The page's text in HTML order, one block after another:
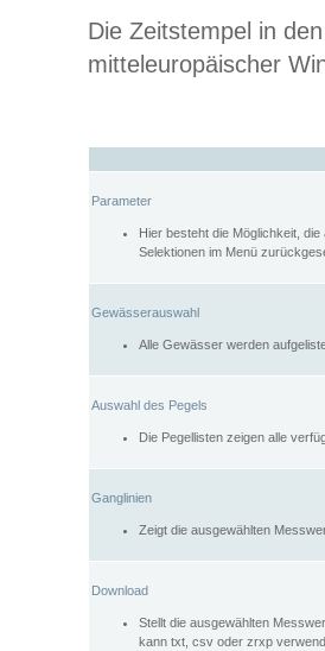
Die Zeitstempel in
mitteleuropäischer
Parameter
Hier besteht die Möglichkeit,
Selektionen im Menü
Gewässerauswahl
Alle Gewässer werden
Auswahl des Pegels
Die Pegellisten zeigen alle
Ganglinien
Zeigt die ausgewählten
Download
Stellt die ausgewählten
kann txt, csv oder zrxp